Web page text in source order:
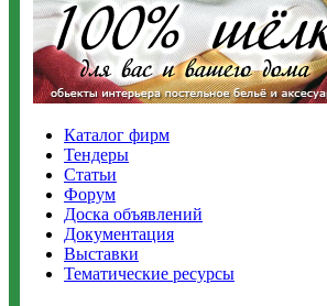
Каталог фирм
Тендеры
Статьи
Форум
Доска объявлений
Документация
Выставки
Тематические ресурсы